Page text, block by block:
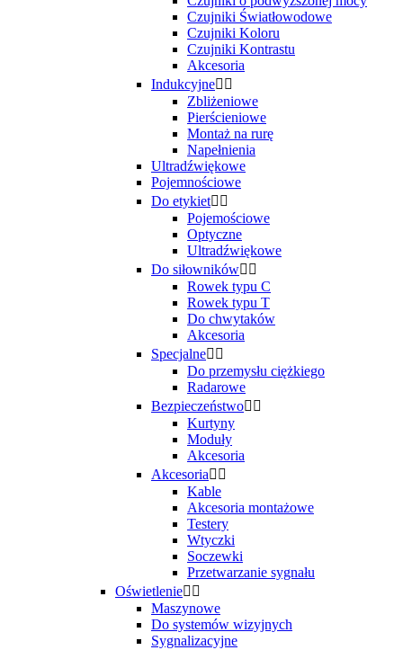
Czujniki Światłowodowe
Czujniki Koloru
Czujniki Kontrastu
Akcesoria
Indukcyjne 
Zbliżeniowe
Pierścieniowe
Montaż na rurę
Napełnienia
Ultradźwiękowe
Pojemnościowe
Do etykiet 
Pojemościowe
Optyczne
Ultradźwiękowe
Do siłowników 
Rowek typu C
Rowek typu T
Do chwytaków
Akcesoria
Specjalne 
Do przemysłu ciężkiego
Radarowe
Bezpieczeństwo 
Kurtyny
Moduły
Akcesoria
Akcesoria 
Kable
Akcesoria montażowe
Testery
Wtyczki
Soczewki
Przetwarzanie sygnału
Oświetlenie 
Maszynowe
Do systemów wizyjnych
Sygnalizacyjne